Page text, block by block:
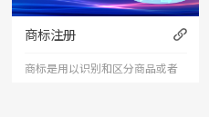
业信用评估
商标注册
商标是用以识别和区分商品或者